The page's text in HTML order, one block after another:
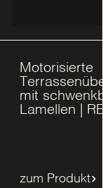
Motorisierte
mit
Lamellen |
zum Produkt